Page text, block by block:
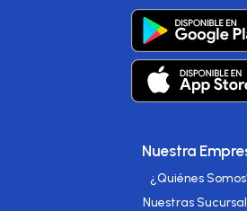
Nuestra
¿Quiénes
Nuestras